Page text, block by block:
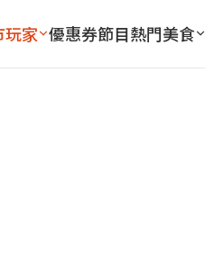
玩家 優惠券節目熱門美食